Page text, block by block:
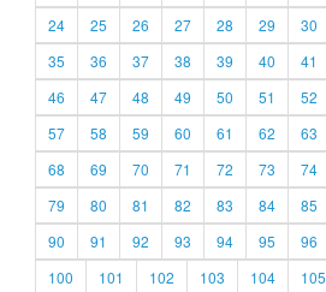
24
25 26 27 28 29 30
35
36 37 38 39 40 41
46
47 48 49 50 51 52
57
58 59 60 61 62 63
68
69 70 71 72 73 74
79
80 81 82 83 84 85
90
91 92 93 94 95 96
100
101 102 103 104 105